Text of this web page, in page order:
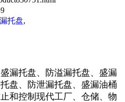
托盘,
盛漏托盘、防溢漏托盘、盛漏
盘、防泄漏托盘、盛漏油桶
和控制现代工厂、仓储、物